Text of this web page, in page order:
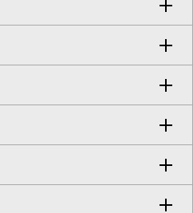
ス
ツ